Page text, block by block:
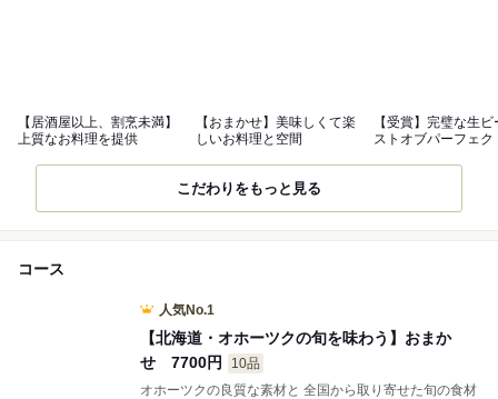
【居酒屋以上、割烹未満】
上質なお料理を提供
【おまかせ】美味しくて楽
しいお料理と空間
【受賞】完璧な生
ストオブパーフェク
こだわりをもっと見る
コース
人気No.1
【北海道・オホーツクの旬を味わう】おまか
せ 7700円
10品
オホーツクの良質な素材と 全国から取り寄せた旬の食材